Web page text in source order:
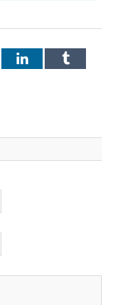
LinkedInTumblr